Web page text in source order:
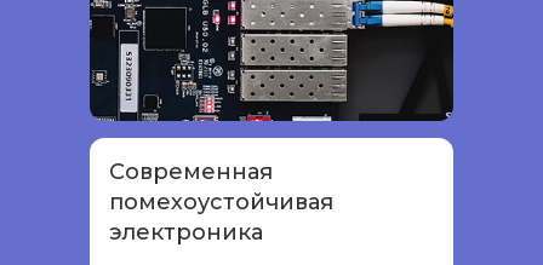
Современная
помехоустойчивая
электроника